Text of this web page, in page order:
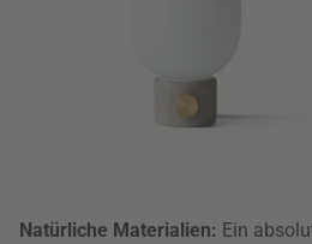
Natürliche Materialien: Ein